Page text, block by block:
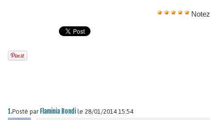
Notez
1.Posté par Flaminia Bondi le 28/01/2014 15:54